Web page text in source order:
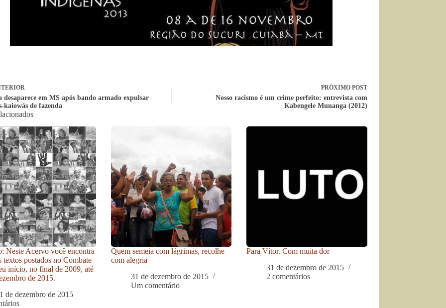
desaparece em MS após bando armado expulsar
kaiowás de fazenda
PRÓXIMO POST
Nosso racismo é um crime perfeito: entrevista com
Kabengele Munanga (2012)
Neste Acervo você encontra
textos postados no Combate
início, no final de 2009, até
de 2015.
de dezembro de 2015
Quem semeia com lágrimas, recolhe
com alegria
31 de dezembro de 2015
Um comentário
Para Vítor. Com muita dor
31 de dezembro de 2015
2 comentários